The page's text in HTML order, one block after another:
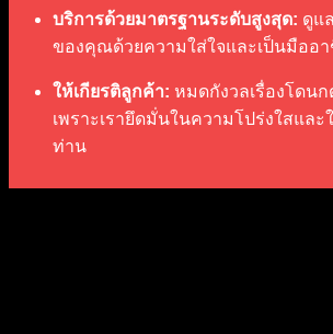
บริการด้วยมาตรฐานระดับสูงสุด: ดูแ
ของคุณด้วยความใส่ใจและเป็นมืออ
ให้เกียรติลูกค้า: หมดกังวลเรื่องโดน
เพราะเรายึดมั่นในความโปร่งใสแล
ท่าน